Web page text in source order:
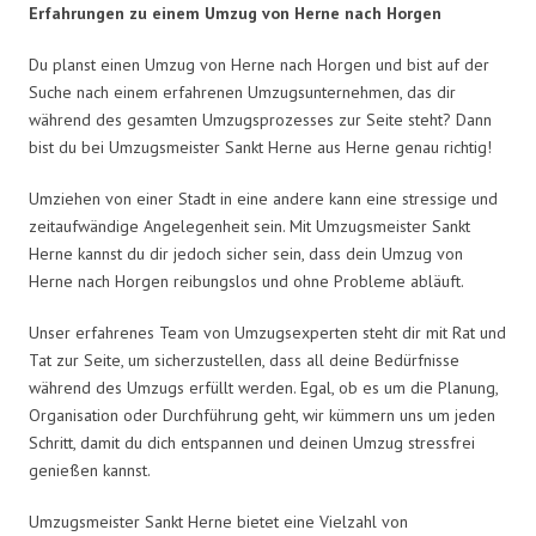
Erfahrungen zu einem Umzug von Herne nach Horgen
Du planst einen Umzug von Herne nach Horgen und bist auf der
Suche nach einem erfahrenen Umzugsunternehmen, das dir
während des gesamten Umzugsprozesses zur Seite steht? Dann
bist du bei Umzugsmeister Sankt Herne aus Herne genau richtig!
Umziehen von einer Stadt in eine andere kann eine stressige und
zeitaufwändige Angelegenheit sein. Mit Umzugsmeister Sankt
Herne kannst du dir jedoch sicher sein, dass dein Umzug von
Herne nach Horgen reibungslos und ohne Probleme abläuft.
Unser erfahrenes Team von Umzugsexperten steht dir mit Rat und
Tat zur Seite, um sicherzustellen, dass all deine Bedürfnisse
während des Umzugs erfüllt werden. Egal, ob es um die Planung,
Organisation oder Durchführung geht, wir kümmern uns um jeden
Schritt, damit du dich entspannen und deinen Umzug stressfrei
genießen kannst.
Umzugsmeister Sankt Herne bietet eine Vielzahl von